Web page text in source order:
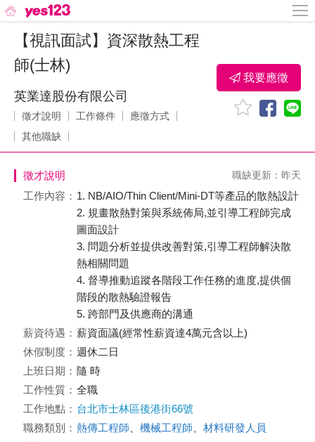
【視訊面試】資深散熱工程
師(士林)
英業達股份有限公司
徵才說明 工作條件
應徵方式
其他職缺
我要應徵
徵才說明 職缺更新：昨天
工作內容： 1. NB/AIO/Thin Client/Mini-DT等產品的散熱設計
2. 規畫散熱對策與系統佈局,並引導工程師完成
圖面設計
3. 問題分析並提供改善對策,引導工程師解決散
熱相關問題
4. 督導推動追蹤各階段工作任務的進度,提供個
階段的散熱驗證報告
5. 跨部門及供應商的溝通
薪資待遇： 薪資面議(經常性薪資達4萬元含以上)
休假制度： 週休二日
上班日期： 隨 時
工作性質： 全職
工作地點： 台北市士林區後港街66號
職務類別： 熱傳工程師 機械工程師
材料研發人員